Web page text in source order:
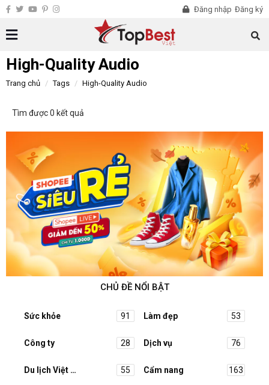
Đăng nhập Đăng ký
High-Quality Audio
Trang chủ Tags High-Quality Audio
Tìm được 0 kết quả
CHỦ ĐỀ NỔI BẬT
Sức khỏe 91 Làm đẹp 53
Công ty 28 Dịch vụ 76
Du lịch Việt Nam 55 Cẩm nang 163